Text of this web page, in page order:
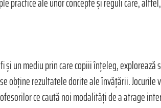
un mediu prin care copiii înțeleg, explorează
obține rezultatele dorite ale învățării. Jocurile
ce caută noi modalități de a atrage